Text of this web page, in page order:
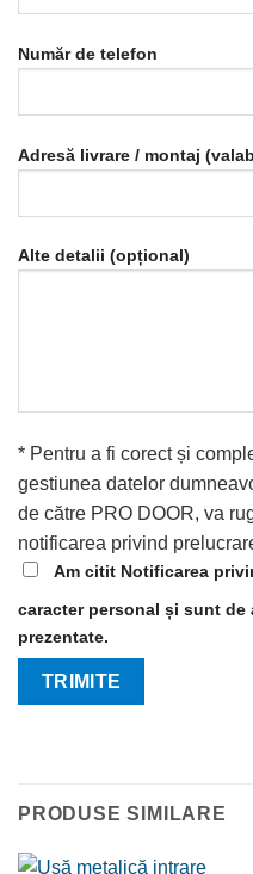
Număr de telefon
Adresă livrare / montaj
Alte detalii (opțional)
* Pentru a fi corect și
gestiunea datelor
de către PRO DOOR, va
notificarea privind
Am citit Notificarea
caracter personal și sunt
prezentate.
PRODUSE SIMILARE